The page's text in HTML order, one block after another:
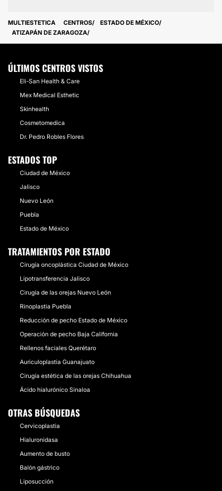
MULTIESTETICA CENTROS
ESTADO DE MÉXICO
ATIZAPÁN DE ZARAGOZA
ÚLTIMOS CENTROS VISTOS
Eli-San Health & Care
Mex Medical Esthetic
Skinhealth
Cosmetomedica
Dr. Pedro Robles Flores
ESTADOS TOP
Ciudad de México
Jalisco
Nuevo León
Puebla
Estado de México
TRATAMIENTOS POR ESTADO
Cirugía oncoplástica Ciudad de México
Lipotransferencia Jalisco
Cirugía de las orejas Nuevo León
Rinoplastia Puebla
Reducción de pecho Estado de México
Operación de pecho Baja California
Rellenos faciales Querétaro
Auriculoplastia Guanajuato
Cirugía estética de las orejas Chihuahua
Ácido hialurónico Sinaloa
OTRAS BÚSQUEDAS
Cervicoplastia
Hialuronidasa
Aumento de busto
Balón gástrico
Liposucción